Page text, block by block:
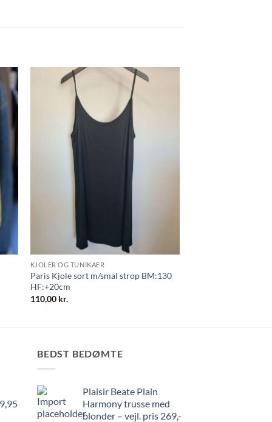
KJOLER OG TUNIKAER
Paris Kjole sort m/smal strop BM:130
HF:+20cm
110,00 kr.
BEDST BEDØMTE
Plaisir Beate Plain
Harmony trusse med
blonder – vejl. pris 269,-